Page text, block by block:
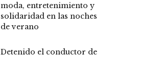
moda, entretenimiento y
solidaridad en las noches
de verano
Detenido el conductor de